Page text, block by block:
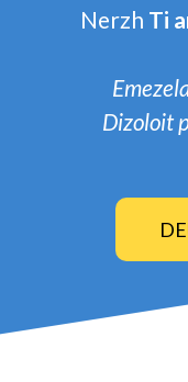
Nerzh Ti
Dizoloit